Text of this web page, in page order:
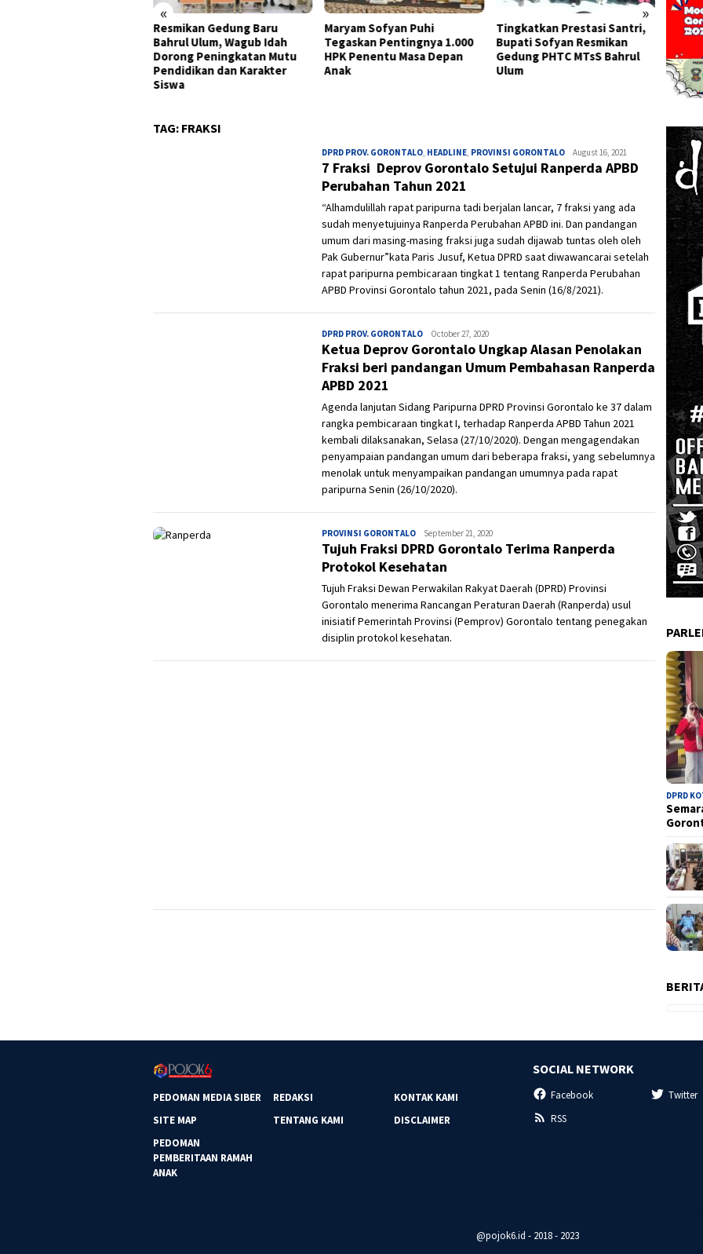
« »
Resmikan Gedung Baru
Bahrul Ulum, Wagub Idah
Dorong Peningkatan Mutu
Pendidikan dan Karakter
Siswa
Maryam Sofyan Puhi
Tegaskan Pentingnya 1.000
HPK Penentu Masa Depan
Anak
Tingkatkan Prestasi Santri,
Bupati Sofyan Resmikan
Gedung PHTC MTsS Bahrul
Ulum
Kota
dan
TAG: FRAKSI
DPRD PROV. GORONTALO HEADLINE PROVINSI GORONTALO Ivan
August 16, 2021
7 Fraksi Deprov Gorontalo Setujui Ranperda APBD
Perubahan Tahun 2021
“Alhamdulillah rapat paripurna tadi berjalan lancar, 7 fraksi yang ada
sudah menyetujuinya Ranperda Perubahan APBD ini. Dan pandangan
umum dari masing-masing fraksi juga sudah dijawab tuntas oleh oleh
Pak Gubernur”kata Paris Jusuf, Ketua DPRD saat diwawancarai setelah
rapat paripurna pembicaraan tingkat 1 tentang Ranperda Perubahan
APBD Provinsi Gorontalo tahun 2021, pada Senin (16/8/2021).
DPRD PROV. GORONTALO Ivan
October 27, 2020
Ketua Deprov Gorontalo Ungkap Alasan Penolakan
Fraksi beri pandangan Umum Pembahasan Ranperda
APBD 2021
Agenda lanjutan Sidang Paripurna DPRD Provinsi Gorontalo ke 37 dalam
rangka pembicaraan tingkat I, terhadap Ranperda APBD Tahun 2021
kembali dilaksanakan, Selasa (27/10/2020). Dengan mengagendakan
penyampaian pandangan umum dari beberapa fraksi, yang sebelumnya
menolak untuk menyampaikan pandangan umumnya pada rapat
paripurna Senin (26/10/2020).
PROVINSI GORONTALO Admin
September 21, 2020
Tujuh Fraksi DPRD Gorontalo Terima Ranperda
Protokol Kesehatan
Tujuh Fraksi Dewan Perwakilan Rakyat Daerah (DPRD) Provinsi
Gorontalo menerima Rancangan Peraturan Daerah (Ranperda) usul
inisiatif Pemerintah Provinsi (Pemprov) Gorontalo tentang penegakan
disiplin protokol kesehatan.
DPRD
PEDOMAN MEDIA SIBER REDAKSI
KONTAK KAMI
SITE MAP
TENTANG KAMI
DISCLAIMER
PEDOMAN
PEMBERITAAN RAMAH
ANAK
SOCIAL NETWORK
Facebook Twitter
RSS
@pojok6.id - 2018 - 2023